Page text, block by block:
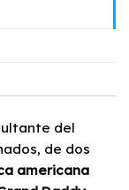
del
de dos
americana